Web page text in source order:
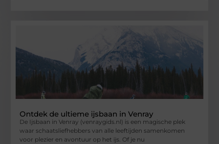
Ontdek de ultieme ijsbaan in Venray
De Ijsbaan in Venray (venraygids.nl) is een magische plek
waar schaatsliefhebbers van alle leeftijden samenkomen
voor plezier en avontuur op het ijs. Of je nu